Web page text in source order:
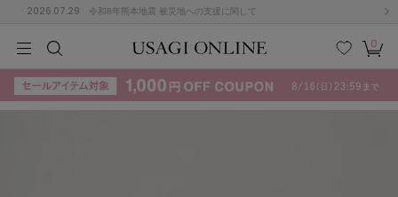
2026.07.29 令和8年熊本地震 被災地への支援に関して
検索
お気
に入
カー
ト
0
KIDSBABYBEAUTYLIFE STYLE
(715)
KIDSBABYBEAUTYLIFE STYLE